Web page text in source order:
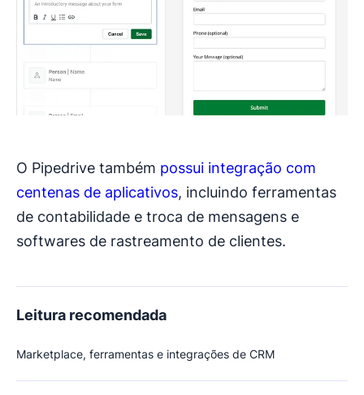
O Pipedrive também possui integração com
centenas de aplicativos, incluindo ferramentas
de contabilidade e troca de mensagens e
softwares de rastreamento de clientes.
Leitura recomendada
Marketplace, ferramentas e integrações de CRM